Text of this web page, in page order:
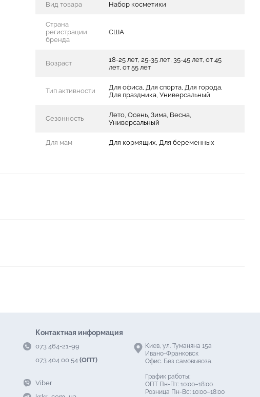
Вид товара Набор косметики
Страна
регистрации
бренда
США
Возраст
18-25 лет, 25-35 лет, 35-45 лет, от 45
лет, от 55 лет
Тип активности
Для офиса, Для спорта, Для города,
Для праздника, Универсальный
Сезонность
Лето, Осень, Зима, Весна,
Универсальный
Для мам Для кормящих, Для беременных
Контактная информация
073 464-21-99
073 404 00 54 (ОПТ)
Viber
Киев, ул. Туманяна 15а
Ивано-Франковск
Офис. Без самовывоза.
График работы:
ОПТ Пн-Пт: 10:00–18:00
Розница Пн-Вс: 10:00–18:00